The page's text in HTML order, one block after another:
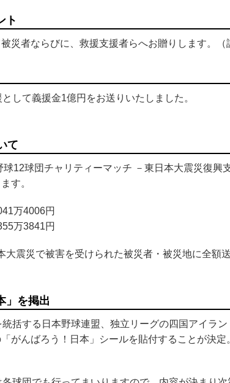
ト
者ならびに、救援支援者らへお贈りします。（
して義援金1億円をお送りいたしました。
て
12球団チャリティーマッチ －東日本大震災復興
す。
万4006円
万3841円
震災で被害を受けられた被災者・被災地に全額送
」を掲出
括する日本野球連盟、独立リーグの四国アイラン
がんばろう！日本」シールを貼付することが決定